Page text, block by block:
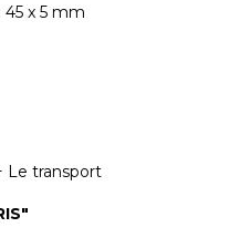
x 5 mm
+ Le transport